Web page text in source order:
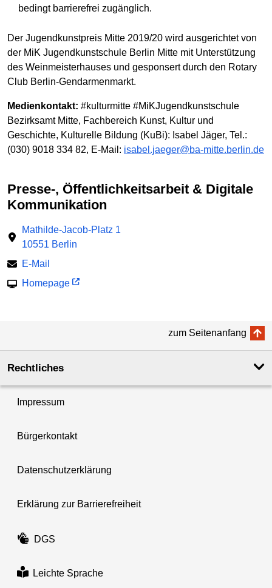
bedingt barrierefrei zugänglich.
Der Jugendkunstpreis Mitte 2019/20 wird ausgerichtet von
der MiK Jugendkunstschule Berlin Mitte mit Unterstützung
des Weinmeisterhauses und gesponsert durch den Rotary
Club Berlin-Gendarmenmarkt.
Medienkontakt: #kulturmitte #MiKJugendkunstschule
Bezirksamt Mitte, Fachbereich Kunst, Kultur und
Geschichte, Kulturelle Bildung (KuBi): Isabel Jäger, Tel.:
(030) 9018 334 82, E-Mail: isabel.jaeger@ba-mitte.berlin.de
Presse-, Öffentlichkeitsarbeit & Digitale
Kommunikation
Mathilde-Jacob-Platz 1
10551 Berlin
E-Mail
Homepage
zum Seitenanfang
Rechtliches
Impressum
Bürgerkontakt
Datenschutzerklärung
Erklärung zur Barrierefreiheit
DGS
Leichte Sprache